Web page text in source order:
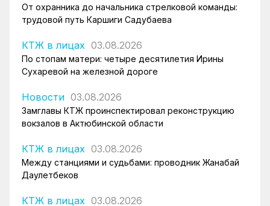
От охранника до начальника стрелковой команды:
трудовой путь Каршиги Садубаева
КТЖ в лицах 03.08.2026
По стопам матери: четыре десятилетия Ирины
Сухаревой на железной дороге
Новости 03.08.2026
Замглавы КТЖ проинспектировал реконструкцию
вокзалов в Актюбинской области
КТЖ в лицах 03.08.2026
Между станциями и судьбами: проводник Жанабай
Даулетбеков
КТЖ в лицах 03.08.2026